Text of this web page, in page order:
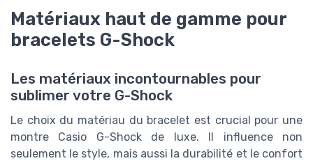
Matériaux haut de gamme pour
bracelets G-Shock
Les matériaux incontournables pour
sublimer votre G-Shock
Le choix du matériau du bracelet est crucial pour une
montre Casio G-Shock de luxe. Il influence non
seulement le style, mais aussi la durabilité et le confort